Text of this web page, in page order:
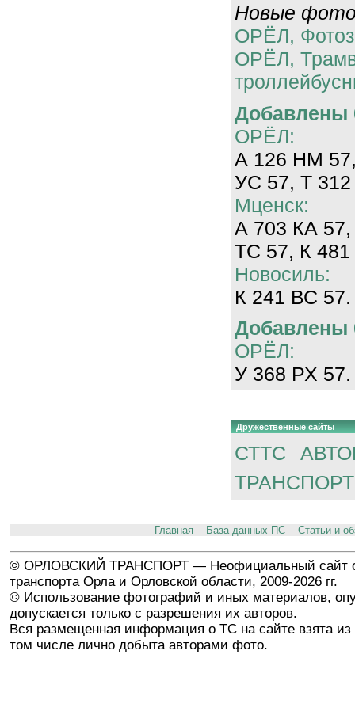
Новые
ОРЁЛ,
ОРЁЛ,
Добавлены
ОРЁЛ:
А 126 НМ
УС 57, Т
Мценск:
А 703 КА
ТС 57, К
Новосиль:
К 241 ВС 57.
Добавлены
ОРЁЛ:
У 368 РХ 57.
Дружественные сайты
СТТС
ТРАНСПОРТ
Главная База данных ПС Статьи и
© ОРЛОВСКИЙ ТРАНСПОРТ — Неофициальный сайт
транспорта Орла и Орловской области, 2009-2026 гг.
© Использование фотографий и иных материалов,
допускается только с разрешения их авторов.
Вся размещенная информация о ТС на сайте взята из
том числе лично добыта авторами фото.